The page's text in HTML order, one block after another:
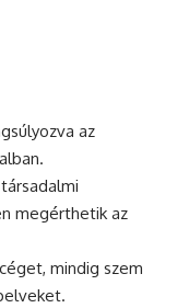
az
megérthetik az
mindig szem